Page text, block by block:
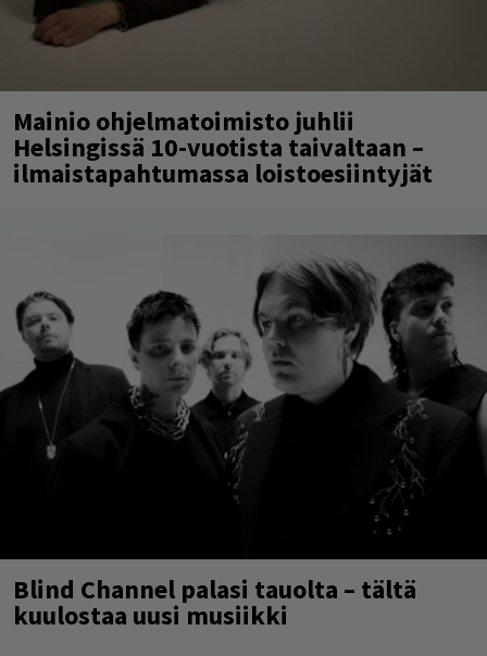
Mainio ohjelmatoimisto juhlii
Helsingissä 10-vuotista taivaltaan –
ilmaistapahtumassa loistoesiintyjät
Blind Channel palasi tauolta – tältä
kuulostaa uusi musiikki